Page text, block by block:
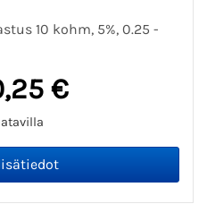
10 kohm, 5%, 0.25 -
€